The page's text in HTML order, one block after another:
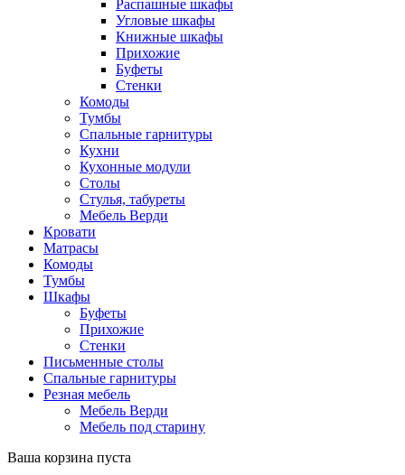
Распашные шкафы
Угловые шкафы
Книжные шкафы
Прихожие
Буфеты
Стенки
Комоды
Тумбы
Спальные гарнитуры
Кухни
Кухонные модули
Столы
Стулья, табуреты
Мебель Верди
Кровати
Матрасы
Комоды
Тумбы
Шкафы
Буфеты
Прихожие
Стенки
Письменные столы
Спальные гарнитуры
Резная мебель
Мебель Верди
Мебель под старину
Ваша корзина пуста